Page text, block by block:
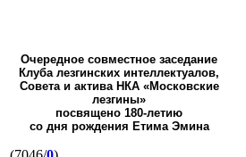
Очередное совместное заседание
Клуба лезгинских интеллектуалов,
Совета и актива НКА «Московские
лезгины»
посвящено 180-летию
со дня рождения Етима Эмина